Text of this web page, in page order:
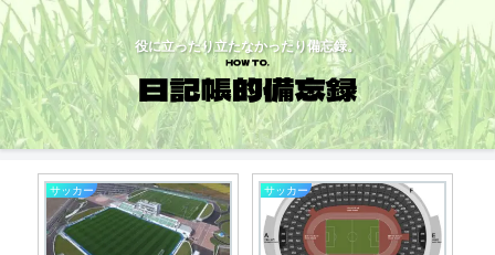
役に立ったり立たなかったり備忘録。
サッカー サッカー